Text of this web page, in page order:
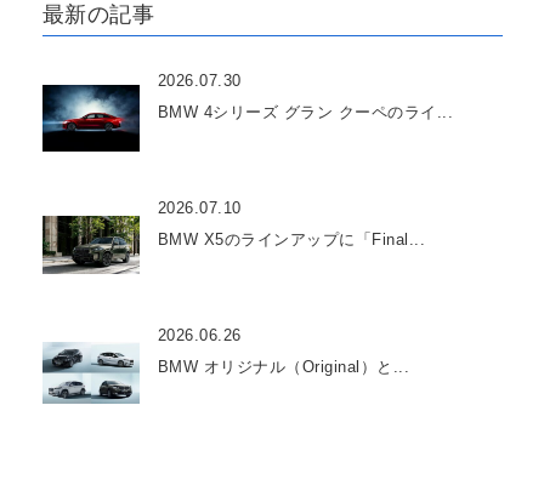
最新の記事
2026.07.30
BMW 4シリーズ グラン クーペのライ...
2026.07.10
BMW X5のラインアップに「Final...
2026.06.26
BMW オリジナル（Original）と...